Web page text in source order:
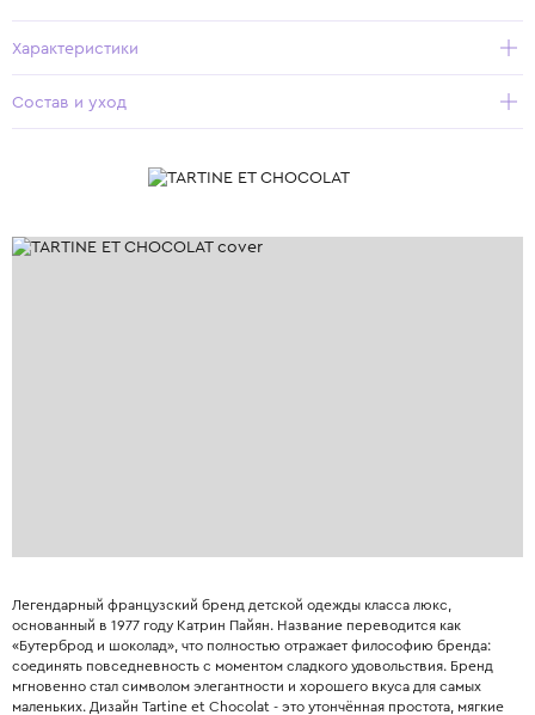
Характеристики
Состав и уход
Легендарный французский бренд детской одежды класса люкс,
основанный в 1977 году Катрин Пайян. Название переводится как
«Бутерброд и шоколад», что полностью отражает философию бренда:
соединять повседневность с моментом сладкого удовольствия. Бренд
мгновенно стал символом элегантности и хорошего вкуса для самых
маленьких. Дизайн Tartine et Chocolat - это утончённая простота, мягкие